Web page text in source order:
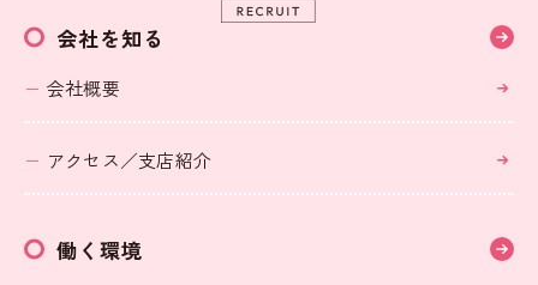
会社を知る
会社概要
アクセス／支店紹介
働く環境